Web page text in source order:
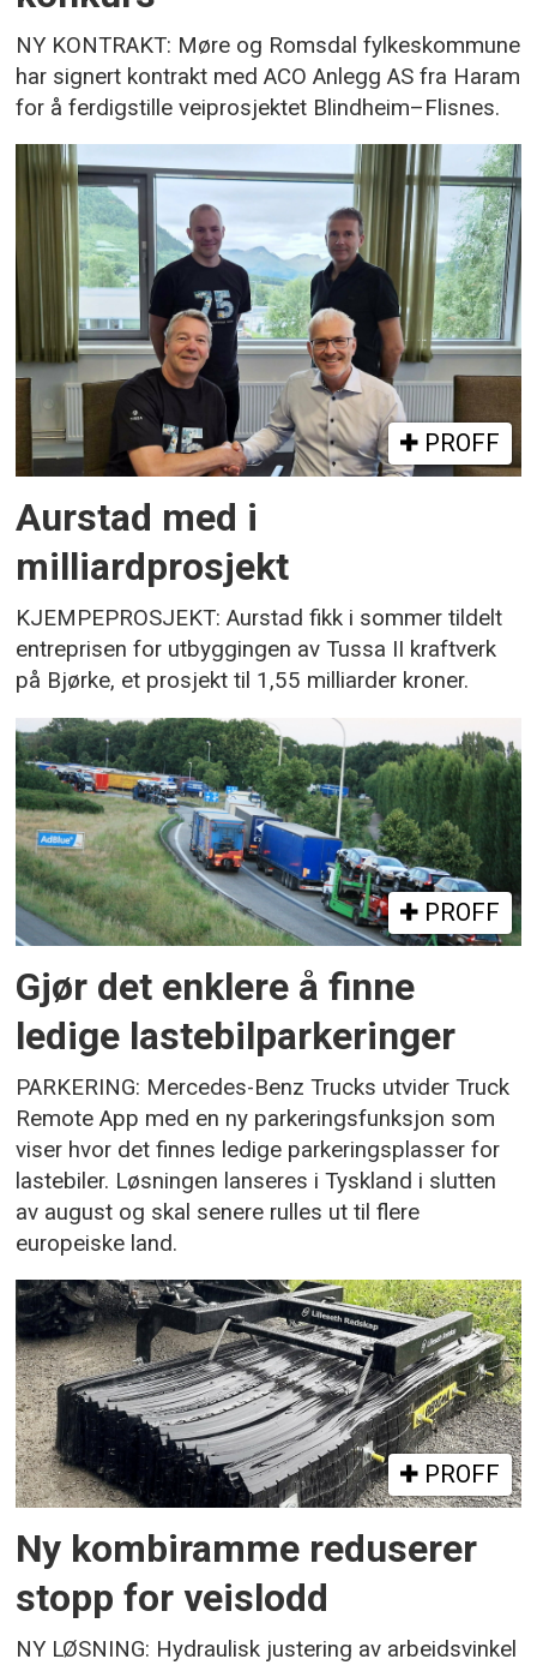
NY KONTRAKT: Møre og Romsdal fylkeskommune
har signert kontrakt med ACO Anlegg AS fra Haram
for å ferdigstille veiprosjektet Blindheim–Flisnes.
PROFF
Aurstad med i
milliardprosjekt
KJEMPEPROSJEKT: Aurstad fikk i sommer tildelt
entreprisen for utbyggingen av Tussa II kraftverk
på Bjørke, et prosjekt til 1,55 milliarder kroner.
PROFF
Gjør det enklere å finne
ledige lastebilparkeringer
PARKERING: Mercedes-Benz Trucks utvider Truck
Remote App med en ny parkeringsfunksjon som
viser hvor det finnes ledige parkeringsplasser for
lastebiler. Løsningen lanseres i Tyskland i slutten
av august og skal senere rulles ut til flere
europeiske land.
PROFF
Ny kombiramme reduserer
stopp for veislodd
NY LØSNING: Hydraulisk justering av arbeidsvinkel